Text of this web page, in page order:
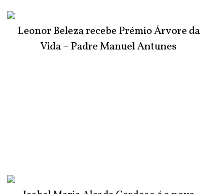
Leonor Beleza recebe Prémio Árvore da
Vida – Padre Manuel Antunes